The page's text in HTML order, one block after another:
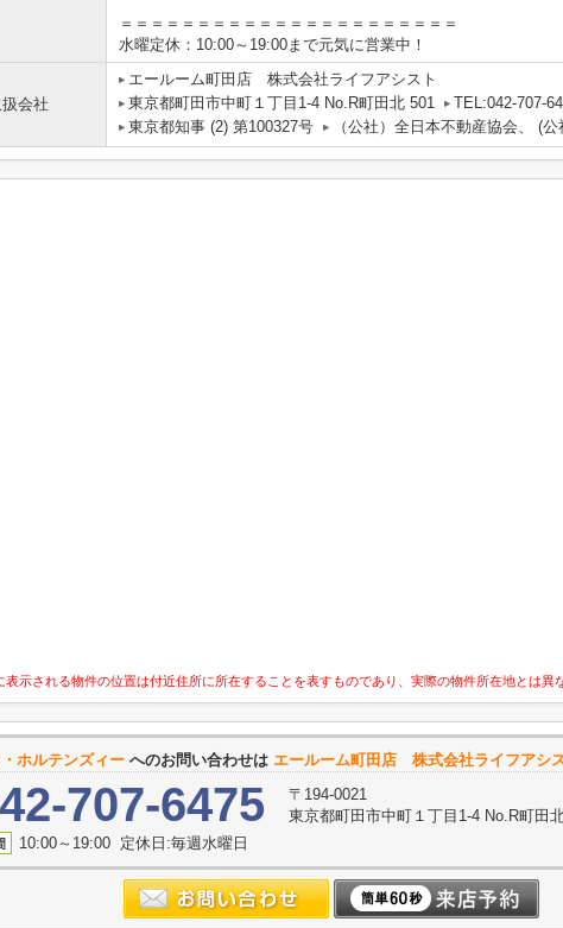
＝＝＝＝＝＝＝＝＝＝＝＝＝＝＝＝＝＝＝＝＝＝
水曜定休：10:00～19:00まで元気に営業中！
会社
エールーム町田店 株式会社ライフアシスト
東京都町田市中町１丁目1-4 No.R町田北 501
TEL:042-707-
東京都知事 (2) 第100327号
（公社）全日本不動産協会、 (
示される物件の位置は付近住所に所在することを表すものであり、実際の物件所在地とは異
・ホルテンズィー へのお問い合わせは エールーム町田店 株式会社ライフアシ
707-6475
〒194-0021
東京都町田市中町１丁目1-4 No.R町田
10:00～19:00 定休日:毎週水曜日